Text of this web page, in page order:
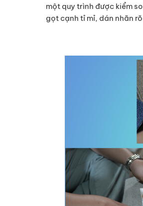
một quy trình được kiểm
gọt cạnh tỉ mỉ, dán nhãn